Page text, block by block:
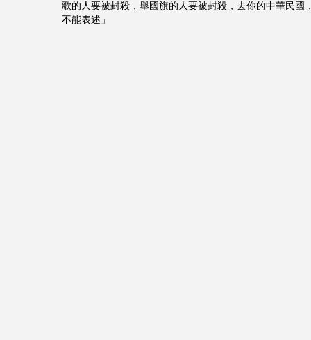
歌的人要被封殺，舉國旗的人要被封殺，去你的中華民國
不能表述」